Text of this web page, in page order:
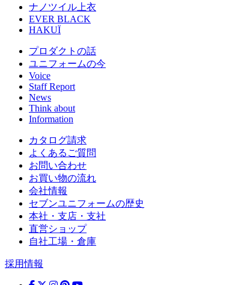
ナノツイル上衣
EVER BLACK
HAKUÏ
プロダクトの話
ユニフォームの今
Voice
Staff Report
News
Think about
Information
カタログ請求
よくあるご質問
お問い合わせ
お買い物の流れ
会社情報
セブンユニフォームの歴史
本社・支店・支社
直営ショップ
自社工場・倉庫
採用情報